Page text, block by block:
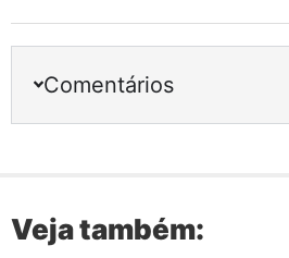
Comentários
Veja também: